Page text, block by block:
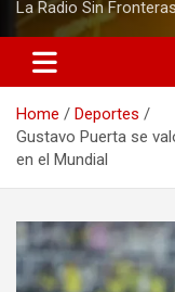
La Radio Sin Fronteras
Home
Deportes
Gustavo Puerta se
en el Mundial